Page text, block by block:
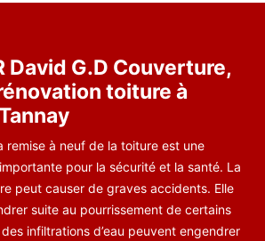
David G.D Couverture,
toiture à
remise à neuf de la toiture est une
pour la sécurité et la santé. La
peut causer de graves accidents. Elle
suite au pourrissement de certains
infiltrations d’eau peuvent engendrer